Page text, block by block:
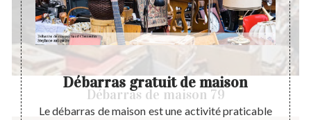
Débarras de maison 79
la
Débarras gratuit de maison
Le débarras de maison est une activité praticable